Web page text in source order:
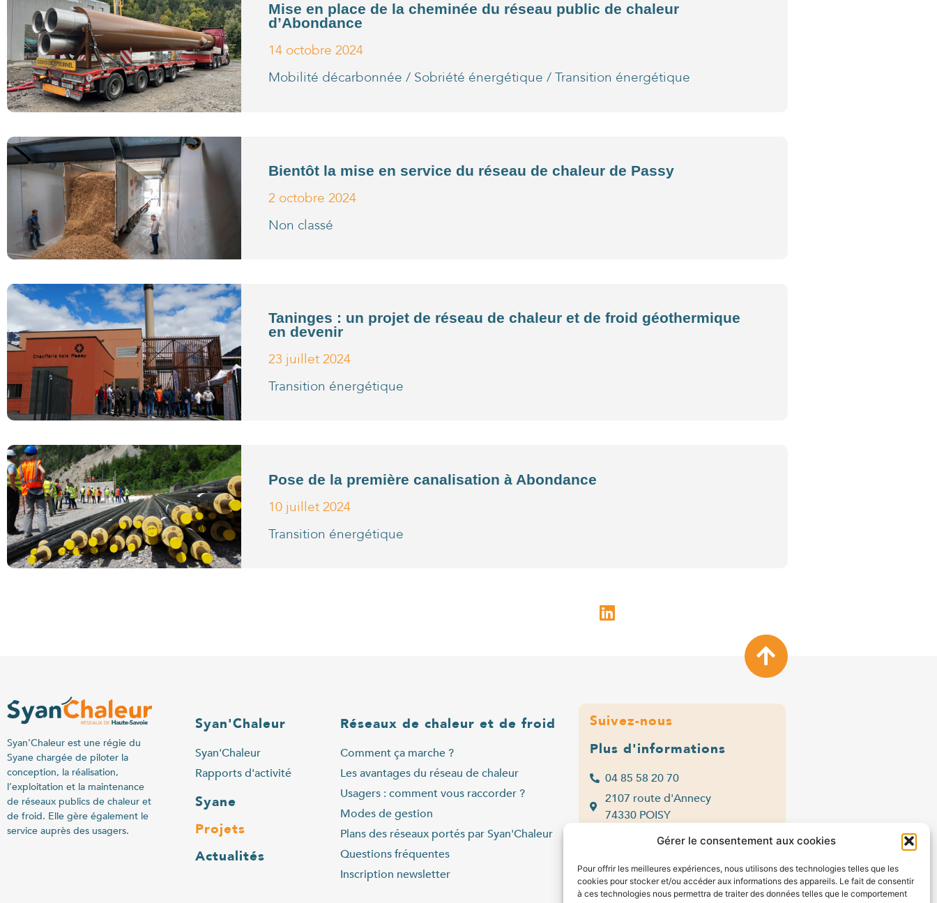
Gérer le consentement aux cookies
Pour offrir les meilleures expériences, nous utilisons des technologies telles que les
cookies pour stocker et/ou accéder aux informations des appareils. Le fait de consentir
à ces technologies nous permettra de traiter des données telles que le comportement
Mise en place de la cheminée du réseau public de chaleur
d’Abondance
14 octobre 2024
Mobilité décarbonnée / Sobriété énergétique /Transition énergétique
Bientôt la mise en service du réseau de chaleur de Passy
2 octobre 2024
Non classé
Taninges : un projet de réseau de chaleur et de froid géothermique
en devenir
23 juillet 2024
Transition énergétique
Pose de la première canalisation à Abondance
10 juillet 2024
Transition énergétique
Syan’Chaleur est une régie du
Syane chargée de piloter la
conception, la réalisation,
l’exploitation et la maintenance
de réseaux publics de chaleur et
de froid. Elle gère également le
service auprès des usagers.
Syan'Chaleur
Syan'Chaleur
Rapports d'activité
Syane
Projets
Actualités
Réseaux de chaleur et de froid
Comment ça marche ?
Les avantages du réseau de chaleur
Usagers : comment vous raccorder ?
Modes de gestion
Plans des réseaux portés par Syan'Chaleur
Questions fréquentes
Inscription newsletter
Suivez-nous
Plus d'informations
04 85 58 20 70
2107 route d'Annecy
74330 POISY
Lun > jeu : 9h-12h et 14h-16h30
Ven : 9h-12h et 14h-16h
Contact